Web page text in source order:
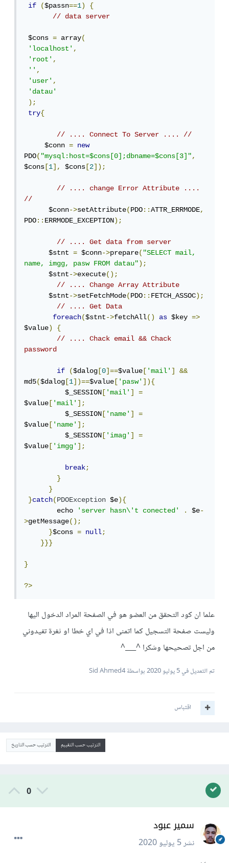
if
($passn==1)
{
// data server
$cons = array(
'localhost',
'root',
'',
'user',
'datau'
);
try{
// .... Connect To Server .... //
     $conn
=
new
PDO("mysql:host=$cons[0];dbname=$cons[3]",
$cons [1], $cons [2]);
// .... change Error Attribute ....
//
      $conn
->setAttribute(PDO::ATTR_ERRMODE,
PDO::ERRMODE_EXCEPTION);
// .... Get data from server
      $stnt
= $conn->prepare("SELECT mail,
name, imgg, pasw FROM datau");
      $stnt
->execute();
// .... Change Array Attribute
      $stnt
->setFetchMode(PDO::FETCH_ASSOC);
// .... Get Data
foreach($stnt->fetchAll() as $key =>
$value)
{
// .... Chack email && Chack
password
if ($dalog [0]==$value ['mail']
&&
md5($dalog [1])==$value ['pasw']){
          $_SESSION
['mail']
=
$value ['mail'];
          $_SESSION
['name']
=
$value ['name'];
          $_SESSION
['imag']
=
$value ['imgg'];
break;
}
}
}catch(PDOException $e){
        echo
'server hasn\'t conected' . $e-
>getMessage();
}$cons = null;
}}}
}
?>
علما ان كود التحقق من العضو هو في الصفحة المراد الدخول اليها
وليست صفحة التسجيل كما اتمنى اذا في اي خطا او ثغرة تفيدوني
من اجل تصحيحها وشكرا ^___^
تم التعديل في5 يوليو 2020 بواسطة Sid Ahmed4
اقتباس
الترتيب حسب التقييم الترتيب حسب التاريخ
0
سمير عبود
نشر5 يوليو 2020